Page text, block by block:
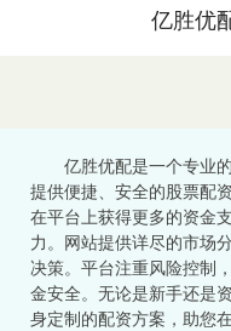
亿胜优
亿胜优配是一个专业
提供便捷、安全的股票配
在平台上获得更多的资金
力。网站提供详尽的市场
决策。平台注重风险控制
金安全。无论是新手还是
身定制的配资方案，助您